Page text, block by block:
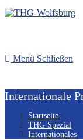
Menü Schließen
Internationale
Startseite>
THG Spezial>
Internationales